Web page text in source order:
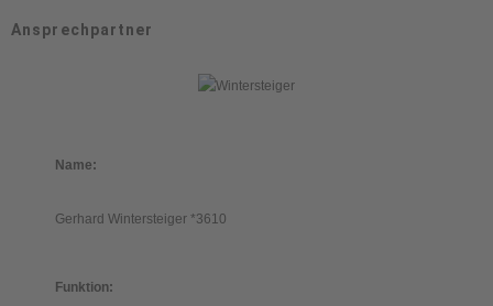
Ansprechpartner
Name:
Gerhard Wintersteiger *3610
Funktion: